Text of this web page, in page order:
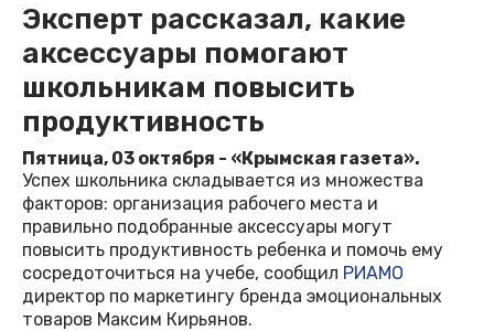
Эксперт рассказал, какие
аксессуары помогают
школьникам повысить
продуктивность
Пятница, 03 октября - «Крымская газета».
Успех школьника складывается из множества
факторов: организация рабочего места и
правильно подобранные аксессуары могут
повысить продуктивность ребенка и помочь ему
сосредоточиться на учебе, сообщил РИАМО
директор по маркетингу бренда эмоциональных
товаров Максим Кирьянов.